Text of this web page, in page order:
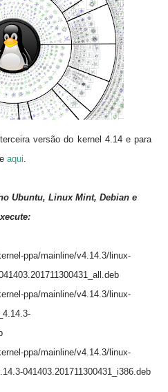
versão do kernel 4.14 e para
aqui.
Ubuntu, Linux Mint, Debian e
ppa/mainline/v4.14.3/linux-
ppa/mainline/v4.14.3/linux-
ppa/mainline/v4.14.3/linux-
041403.201711300431_i386.deb